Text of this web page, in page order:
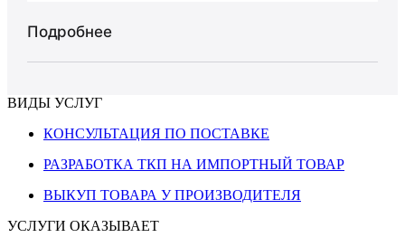
Подробнее
ВИДЫ УСЛУГ
КОНСУЛЬТАЦИЯ ПО ПОСТАВКЕ
РАЗРАБОТКА ТКП НА ИМПОРТНЫЙ ТОВАР
ВЫКУП ТОВАРА У ПРОИЗВОДИТЕЛЯ
УСЛУГИ ОКАЗЫВАЕТ